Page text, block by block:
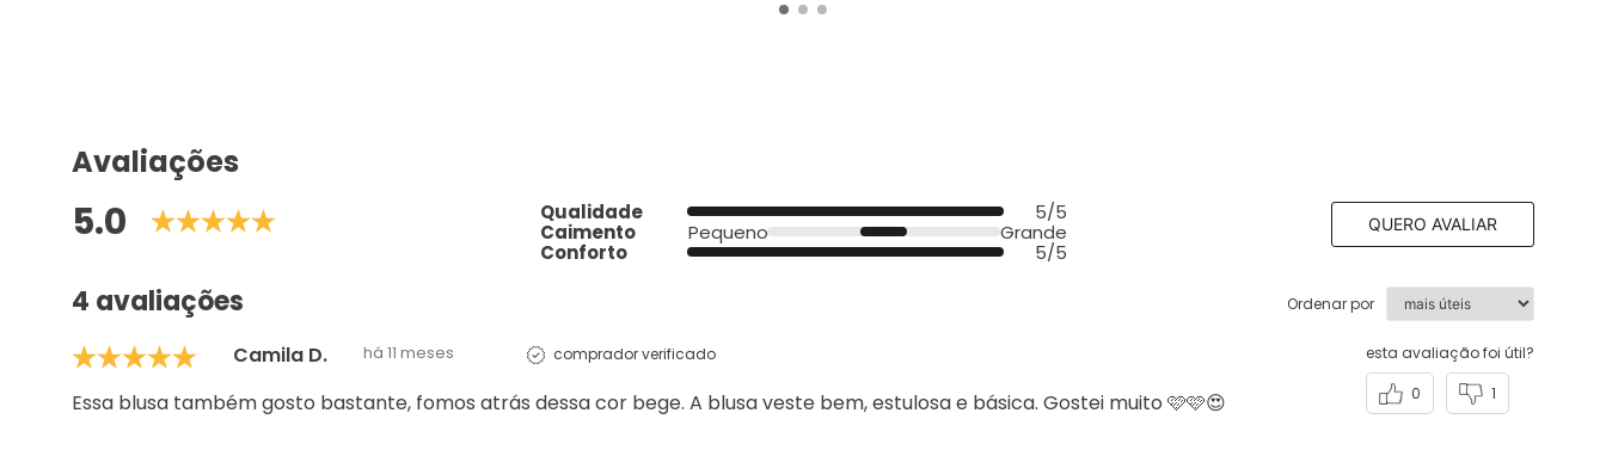
Avaliações
5.0 Qualidade
5/5
Caimento
Pequeno
Grande
Conforto
5/5
QUERO AVALIAR
4 avaliações Ordenar por
Camila D. há 11 meses comprador verificado
Essa blusa também gosto bastante, fomos atrás dessa cor bege. A blusa veste bem, estulosa e básica. Gostei muito 🩷🩷😍
esta avaliação foi útil?
0
1